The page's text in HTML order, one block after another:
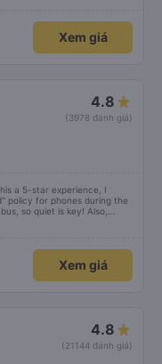
Xem giá
4.8
(3978 đánh giá)
a 5-star experience, I
policy for phones during the
so quiet is key! Also,
the cabin for convenience. I
điện thoại) vào ban đêm
ra, nhà xe nên dán sẵn mật
Tôi vẫn sẽ tiếp tục ủng
Xem giá
4.8
(21144 đánh giá)